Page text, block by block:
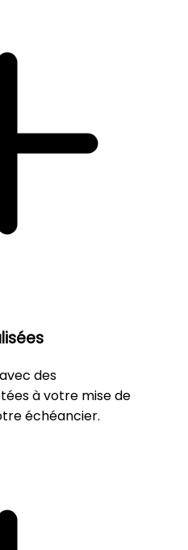
des
à votre mise de
échéancier.